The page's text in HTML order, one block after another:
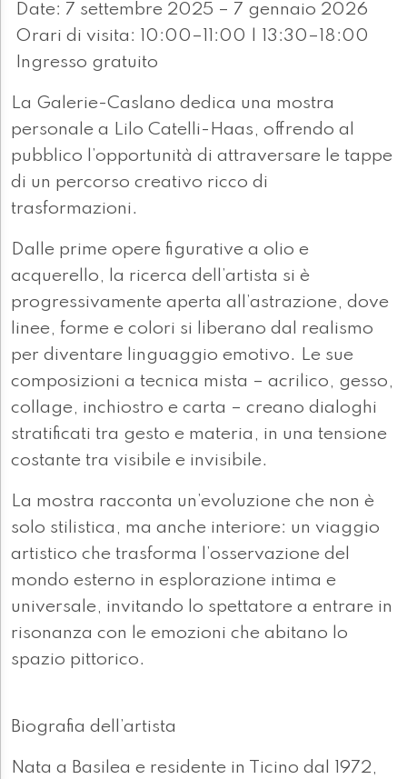
Date: 7 settembre 2025 – 7 gennaio 2026
Orari di visita: 10:00–11:00 | 13:30–18:00
Ingresso gratuito
La Galerie-Caslano dedica una mostra
personale a Lilo Catelli-Haas, offrendo al
pubblico l’opportunità di attraversare le tappe
di un percorso creativo ricco di
trasformazioni.
Dalle prime opere figurative a olio e
acquerello, la ricerca dell’artista si è
progressivamente aperta all’astrazione, dove
linee, forme e colori si liberano dal realismo
per diventare linguaggio emotivo. Le sue
composizioni a tecnica mista – acrilico, gesso,
collage, inchiostro e carta – creano dialoghi
stratificati tra gesto e materia, in una tensione
costante tra visibile e invisibile.
La mostra racconta un’evoluzione che non è
solo stilistica, ma anche interiore: un viaggio
artistico che trasforma l’osservazione del
mondo esterno in esplorazione intima e
universale, invitando lo spettatore a entrare in
risonanza con le emozioni che abitano lo
spazio pittorico.
Biografia dell’artista
Nata a Basilea e residente in Ticino dal 1972,